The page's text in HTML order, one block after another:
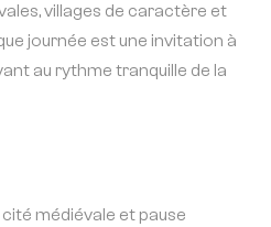
villages de caractère et
journée est une invitation à
au rythme tranquille de la
cité médiévale et pause